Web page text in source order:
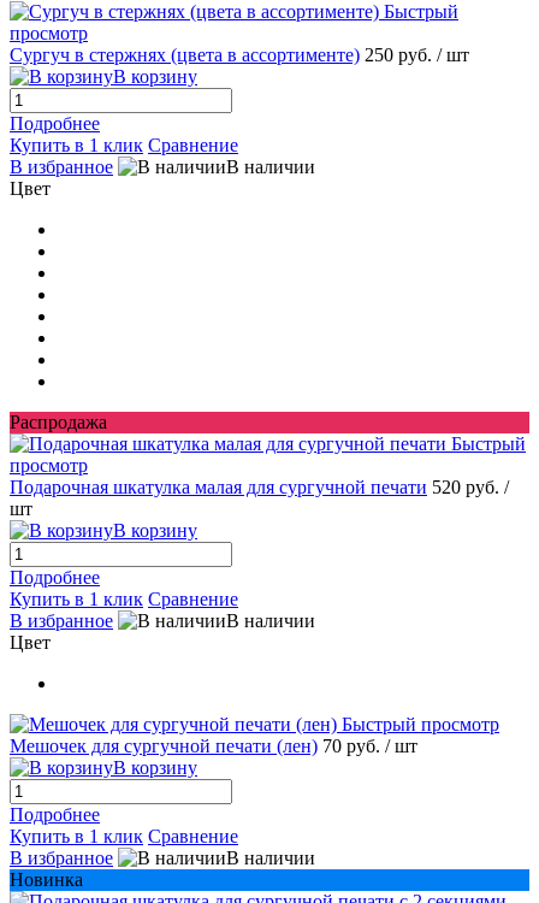
Быстрый
просмотр
Сургуч в стержнях (цвета в ассортименте) 250 руб. / шт
В корзину
Подробнее
Купить в 1 клик Сравнение
В избранное
В наличии
Цвет
Распродажа
Быстрый
просмотр
Подарочная шкатулка малая для сургучной печати 520 руб. /
шт
В корзину
Подробнее
Купить в 1 клик Сравнение
В избранное
В наличии
Цвет
Быстрый просмотр
Мешочек для сургучной печати (лен) 70 руб. / шт
В корзину
Подробнее
Купить в 1 клик Сравнение
В избранное
В наличии
Новинка